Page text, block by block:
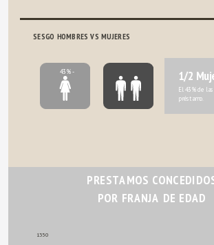
       SESGO HOMBRES VS MUJERES
43% - 1/2
El 43% de
préstamo.
PRESTAMOS
POR FRANJA DE EDAD
1350